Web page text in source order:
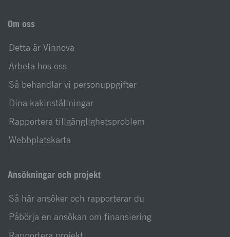
Om oss
Detta är Vinnova
Arbeta hos oss
Så behandlar vi personuppgifter
Dina kakinställningar
Rapportera tillgänglighetsproblem
Webbplatskarta
Ansökningar och projekt
Så här ansöker och rapporterar du
Påbörja en ansökan om finansiering